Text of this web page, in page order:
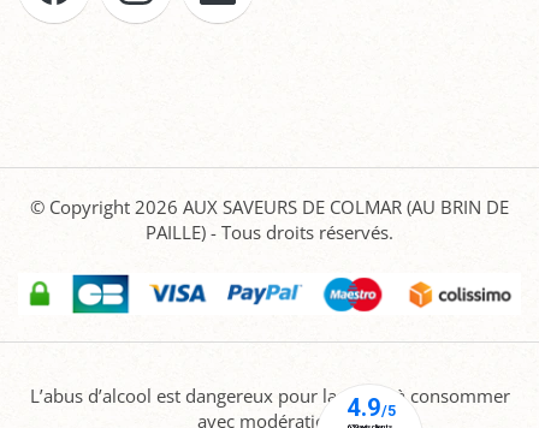
© Copyright 2026 AUX SAVEURS DE COLMAR (AU BRIN DE
PAILLE) - Tous droits réservés.
L’abus d’alcool est dangereux pour la santé, à consommer
avec modération.